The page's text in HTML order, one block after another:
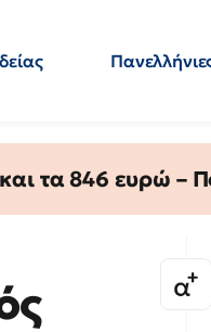
τα 846 ευρώ –